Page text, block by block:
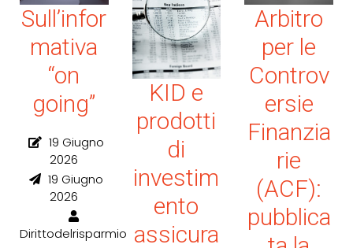
Sull’infor
mativa
“on
going”
19 Giugno
2026
19 Giugno
2026
Dirittodelrisparmio
KID e
prodotti
di
investim
ento
assicura
Arbitro
per le
Controv
ersie
Finanzia
rie
(ACF):
pubblica